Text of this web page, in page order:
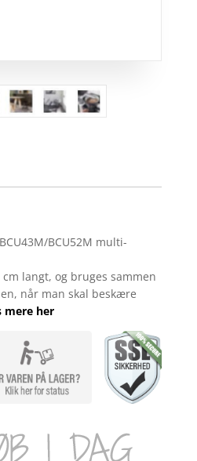
BCU52M multi-
langt, og bruges sammen
når man skal beskære
mere her